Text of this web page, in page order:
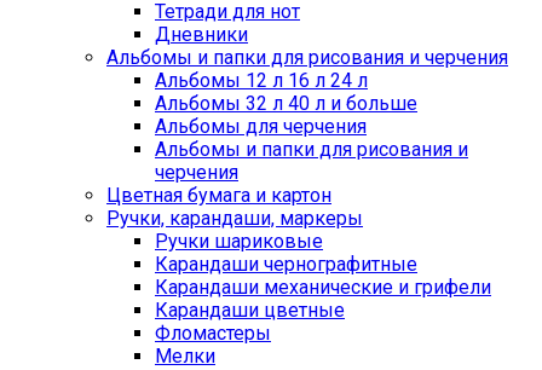
Тетради для нот
Дневники
Альбомы и папки для рисования и черчения
Альбомы 12 л 16 л 24 л
Альбомы 32 л 40 л и больше
Альбомы для черчения
Альбомы и папки для рисования и
черчения
Цветная бумага и картон
Ручки, карандаши, маркеры
Ручки шариковые
Карандаши чернографитные
Карандаши механические и грифели
Карандаши цветные
Фломастеры
Мелки